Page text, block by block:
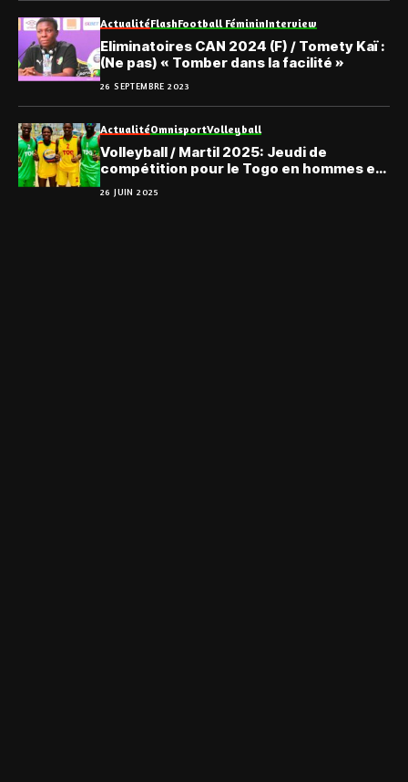
ActualitéFlashFootball FémininInterview
Eliminatoires CAN 2024 (F) / Tomety Kaï :
(Ne pas) « Tomber dans la facilité »
26 SEPTEMBRE 2023
ActualitéOmnisportVolleyball
Volleyball / Martil 2025: Jeudi de
compétition pour le Togo en hommes et
26 JUIN 2025